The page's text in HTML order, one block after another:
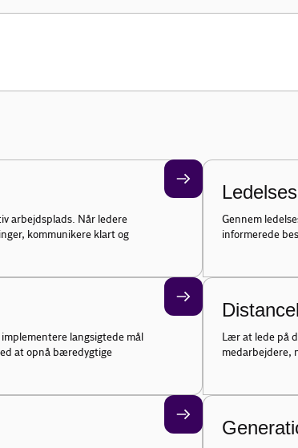
på de mange forskellige emner inden for
arbejdsplads. Når ledere
kommunikere klart og
Gennem
informerede
langsigtede mål
at opnå bæredygtige
Lær at lede på
medarbejdere,